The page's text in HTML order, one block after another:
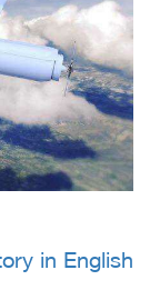
in English